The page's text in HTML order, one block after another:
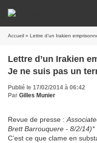
Accueil » Lettre d’un Irakien emprisonné aux
Lettre d’un Irakien
Je ne suis pas un
Publié le 17/02/2014 à 06:42
Par Gilles Munier
Revue de presse :
Brett Barrouquere - 8/2/14)*
C’est ce que clame en